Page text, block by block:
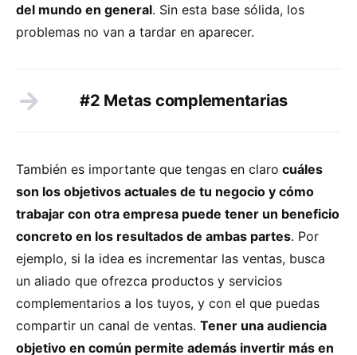
del mundo en general. Sin esta base sólida, los
problemas no van a tardar en aparecer.
#2 Metas complementarias
También es importante que tengas en claro cuáles
son los objetivos actuales de tu negocio y cómo
trabajar con otra empresa puede tener un beneficio
concreto en los resultados de ambas partes. Por
ejemplo, si la idea es incrementar las ventas, busca
un aliado que ofrezca productos y servicios
complementarios a los tuyos, y con el que puedas
compartir un canal de ventas. Tener una audiencia
objetivo en común permite además invertir más en